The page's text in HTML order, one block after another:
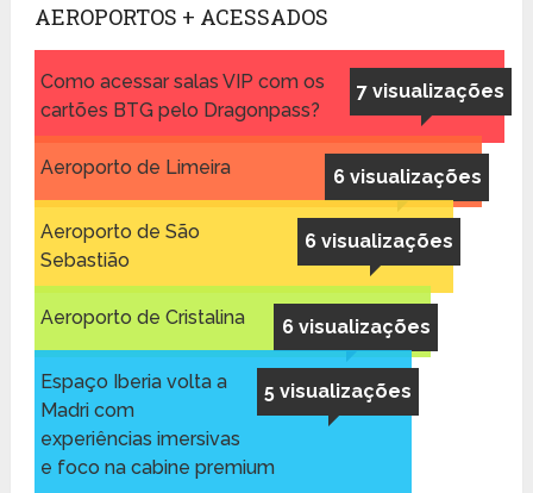
AEROPORTOS + ACESSADOS
7 visualizações
Como acessar salas VIP com os
cartões BTG pelo Dragonpass?
6 visualizações
Aeroporto de Limeira
6 visualizações
Aeroporto de São
Sebastião
6 visualizações
Aeroporto de Cristalina
5 visualizações
Espaço Iberia volta a
Madri com
experiências imersivas
e foco na cabine premium